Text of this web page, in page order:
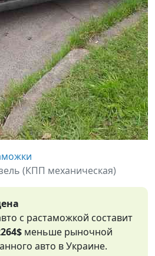
(КПП механическая)
с растаможкой составит
меньше рыночной
авто в Украине.